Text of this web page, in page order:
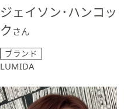
ジェイソン･ハンコッ
ク さん
ブランド
LUMIDA